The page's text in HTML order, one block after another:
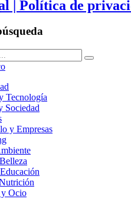
| Política de
Tecnología
Sociedad
y Empresas
Ocio